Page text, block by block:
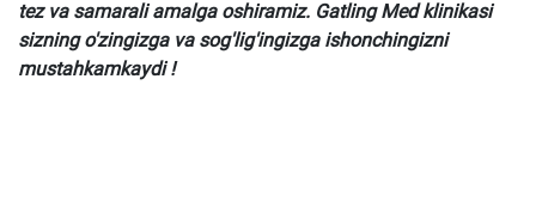
tez va samarali amalga oshiramiz. Gatling Med klinikasi
sizning o'zingizga va sog'lig'ingizga ishonchingizni
mustahkamkaydi !